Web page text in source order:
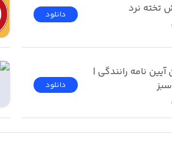
تخته نرد دانلود
دانلود